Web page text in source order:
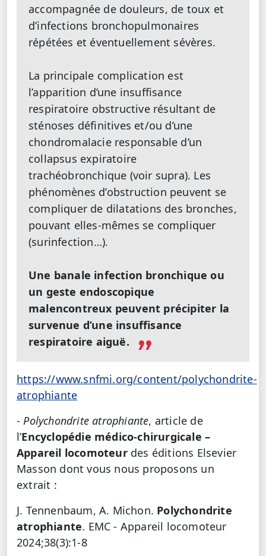
accompagnée de douleurs, de toux et
d’infections bronchopulmonaires
répétées et éventuellement sévères.
La principale complication est
l’apparition d’une insuffisance
respiratoire obstructive résultant de
sténoses définitives et/ou d’une
chondromalacie responsable d’un
collapsus expiratoire
trachéobronchique (voir supra). Les
phénomènes d’obstruction peuvent se
compliquer de dilatations des bronches,
pouvant elles-mêmes se compliquer
(surinfection…).
Une banale infection bronchique ou
un geste endoscopique
malencontreux peuvent précipiter la
survenue d’une insuffisance
respiratoire aiguë.
https://www.snfmi.org/content/polychondrite-
atrophiante
-Polychondrite atrophiante, article de
l’Encyclopédie médico-chirurgicale –
Appareil locomoteur des éditions Elsevier
Masson dont vous nous proposons un
extrait :
J. Tennenbaum, A. Michon. Polychondrite
atrophiante. EMC - Appareil locomoteur
2024;38(3):1-8